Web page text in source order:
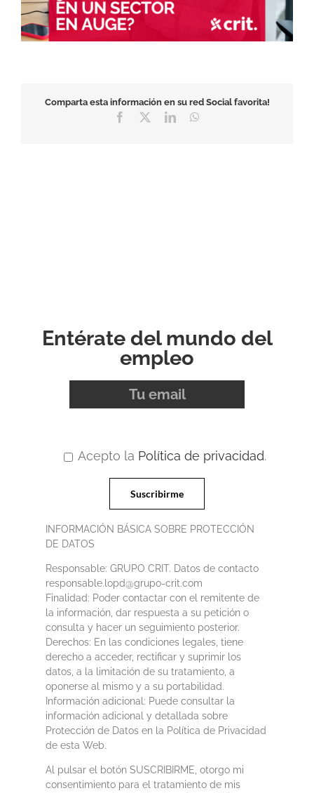
Comparta esta información en su red Social favorita!
Facebook LinkedIn
Entérate del mundo del
empleo
Acepto la Política de privacidad.
INFORMACIÓN BÁSICA SOBRE PROTECCIÓN
DE DATOS
Responsable: GRUPO CRIT. Datos de contacto
responsable.lopd@grupo-crit.com
Finalidad: Poder contactar con el remitente de
la información, dar respuesta a su petición o
consulta y hacer un seguimiento posterior.
Derechos: En las condiciones legales, tiene
derecho a acceder, rectificar y suprimir los
datos, a la limitación de su tratamiento, a
oponerse al mismo y a su portabilidad.
Información adicional: Puede consultar la
información adicional y detallada sobre
Protección de Datos en la Política de Privacidad
de esta Web.
Al pulsar el botón SUSCRIBIRME, otorgo mi
consentimiento para el tratamiento de mis